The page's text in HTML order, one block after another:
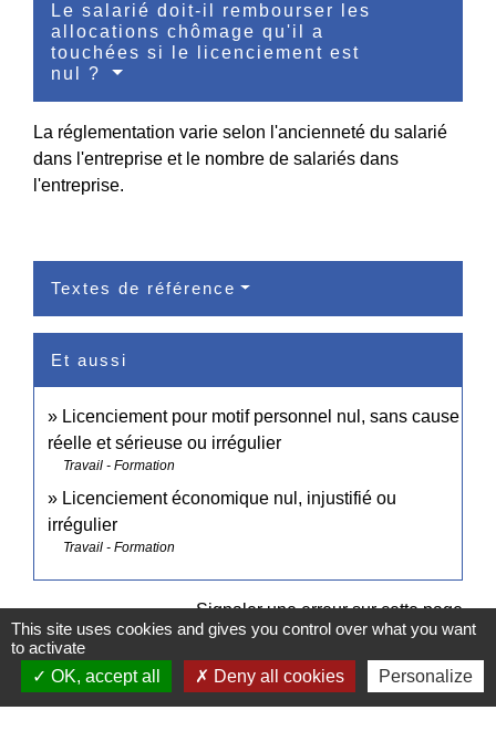
Le salarié doit-il rembourser les
allocations chômage qu'il a
touchées si le licenciement est
nul ?
La réglementation varie selon l'ancienneté du salarié
dans l'entreprise et le nombre de salariés dans
l'entreprise.
Textes de référence
Et aussi
Licenciement pour motif personnel nul, sans cause
réelle et sérieuse ou irrégulier
Travail - Formation
Licenciement économique nul, injustifié ou
irrégulier
Travail - Formation
Signaler une erreur sur cette page
This site uses cookies and gives you control over what you want
to activate
OK, accept all
Deny all cookies Personalize